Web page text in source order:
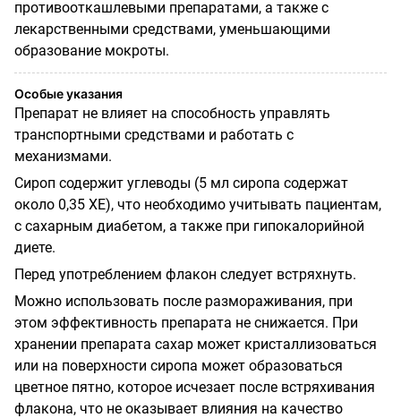
противооткашлевыми препаратами, а также с
лекарственными средствами, уменьшающими
образование мокроты.
Особые указания
Препарат не влияет на способность управлять
транспортными средствами и работать с
механизмами.
Сироп содержит углеводы (5 мл сиропа содержат
около 0,35 ХЕ), что необходимо учитывать пациентам,
с сахарным диабетом, а также при гипокалорийной
диете.
Перед употреблением флакон следует встряхнуть.
Можно использовать после размораживания, при
этом эффективность препарата не снижается. При
хранении препарата сахар может кристаллизоваться
или на поверхности сиропа может образоваться
цветное пятно, которое исчезает после встряхивания
флакона, что не оказывает влияния на качество